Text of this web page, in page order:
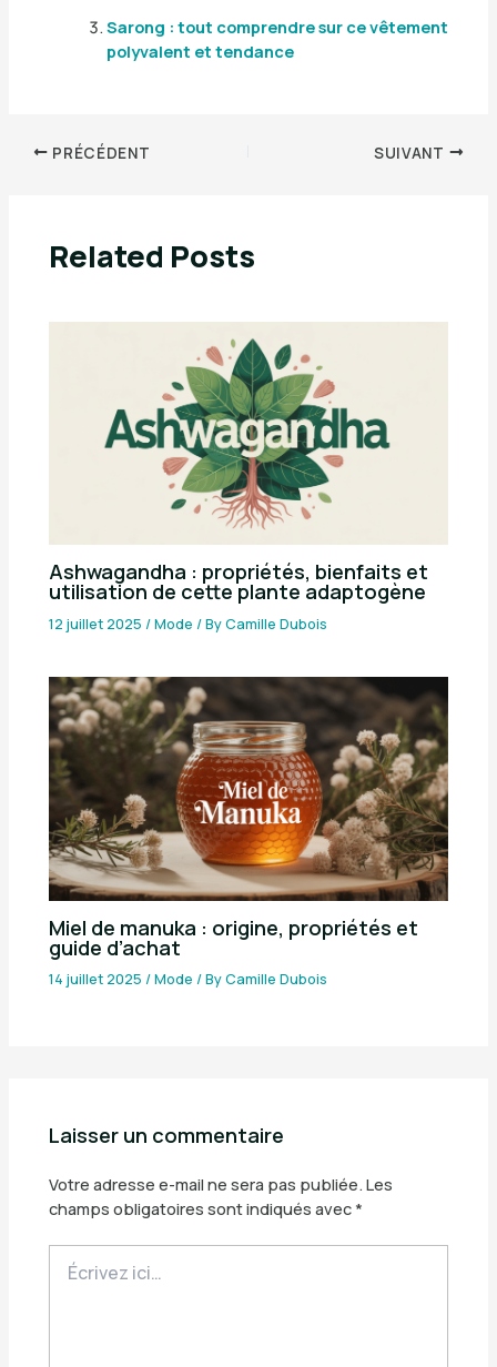
Sarong : tout comprendre sur ce vêtement
polyvalent et tendance
PRÉCÉDENT SUIVANT
Related Posts
Ashwagandha : propriétés, bienfaits et
utilisation de cette plante adaptogène
12 juillet 2025/Mode / ByCamille Dubois
Miel de manuka : origine, propriétés et
guide d’achat
14 juillet 2025/Mode / ByCamille Dubois
Laisser un commentaire
Votre adresse e-mail ne sera pas publiée. Les
champs obligatoires sont indiqués avec *
ici…